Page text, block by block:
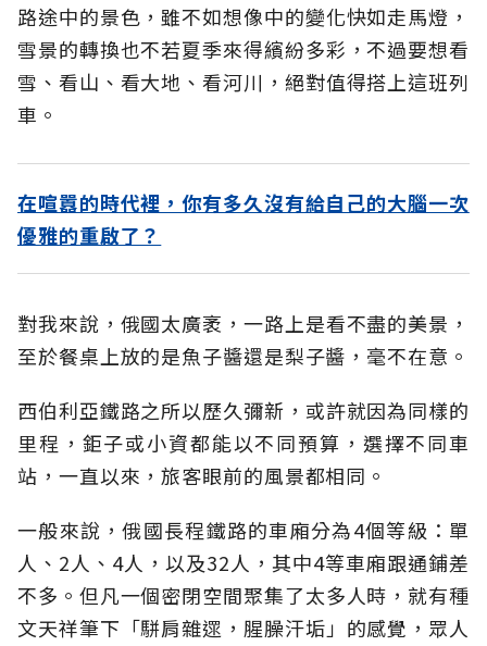
路途中的景色，雖不如想像中的變化快如走馬燈，
雪景的轉換也不若夏季來得繽紛多彩，不過要想看
雪、看山、看大地、看河川，絕對值得搭上這班列
車。
在喧囂的時代裡，你有多久沒有給自己的大腦一次
優雅的重啟了？
對我來說，俄國太廣袤，一路上是看不盡的美景，
至於餐桌上放的是魚子醬還是梨子醬，毫不在意。
西伯利亞鐵路之所以歷久彌新，或許就因為同樣的
里程，鉅子或小資都能以不同預算，選擇不同車
站，一直以來，旅客眼前的風景都相同。
一般來說，俄國長程鐵路的車廂分為4個等級：單
人、2人、4人，以及32人，其中4等車廂跟通鋪差
不多。但凡一個密閉空間聚集了太多人時，就有種
文天祥筆下「駢肩雜遝，腥臊汗垢」的感覺，眾人